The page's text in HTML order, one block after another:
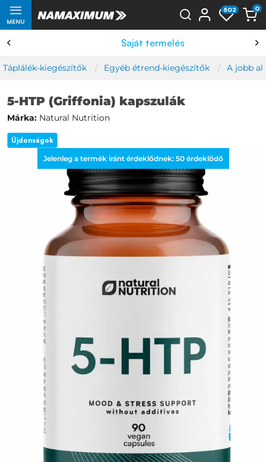
MENU
502 0
Saját termelés
Táplálék-kiegészítők Egyéb étrend-kiegészítők A jobb
5-HTP (Griffonia) kapszulák
Márka: Natural Nutrition
Újdonságok
Jelenleg a termék iránt érdeklődnek: 50érdeklődő